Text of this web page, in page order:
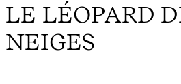
LE LÉOPARD
NEIGES